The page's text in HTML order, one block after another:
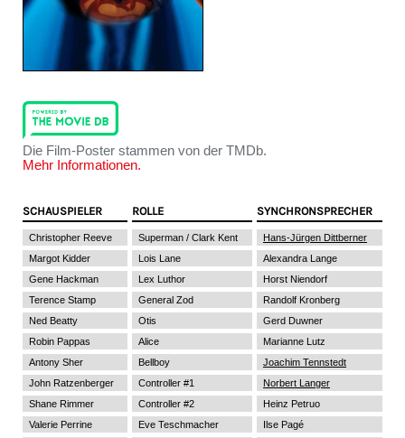
Die Film-Poster stammen von der TMDb.
Mehr Informationen.
SCHAUSPIELER ROLLE SYNCHRONSPRECHER
Christopher Reeve Superman / Clark Kent
Hans-Jürgen Dittberner
Margot Kidder
Lois Lane
Alexandra Lange
Gene Hackman
Lex Luthor
Horst Niendorf
Terence Stamp
General Zod
Randolf Kronberg
Ned Beatty
Otis
Gerd Duwner
Robin Pappas
Alice
Marianne Lutz
Antony Sher
Bellboy
Joachim Tennstedt
John Ratzenberger
Controller #1
Norbert Langer
Shane Rimmer
Controller #2
Heinz Petruo
Valerie Perrine
Eve Teschmacher
Ilse Pagé